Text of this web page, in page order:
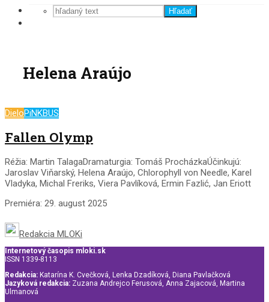
Hľadať
Helena Araújo
DieloPiNKBUS
Fallen Olymp
Réžia: Martin TalagaDramaturgia: Tomáš ProcházkaÚčinkujú:
Jaroslav Viňarský, Helena Araújo, Chlorophyll von Needle, Karel
Vladyka, Michal Freriks, Viera Pavlíková, Ermin Fazlić, Jan Eriott
Premiéra: 29. august 2025
Redakcia MLOKi
Internetový časopis mloki.sk
ISSN 1339-8113
Redakcia: Katarína K. Cvečková, Lenka Dzadíková, Diana Pavlačková
Jazyková redakcia: Zuzana Andrejco Ferusová, Anna Zajacová, Martina
Ulmanová